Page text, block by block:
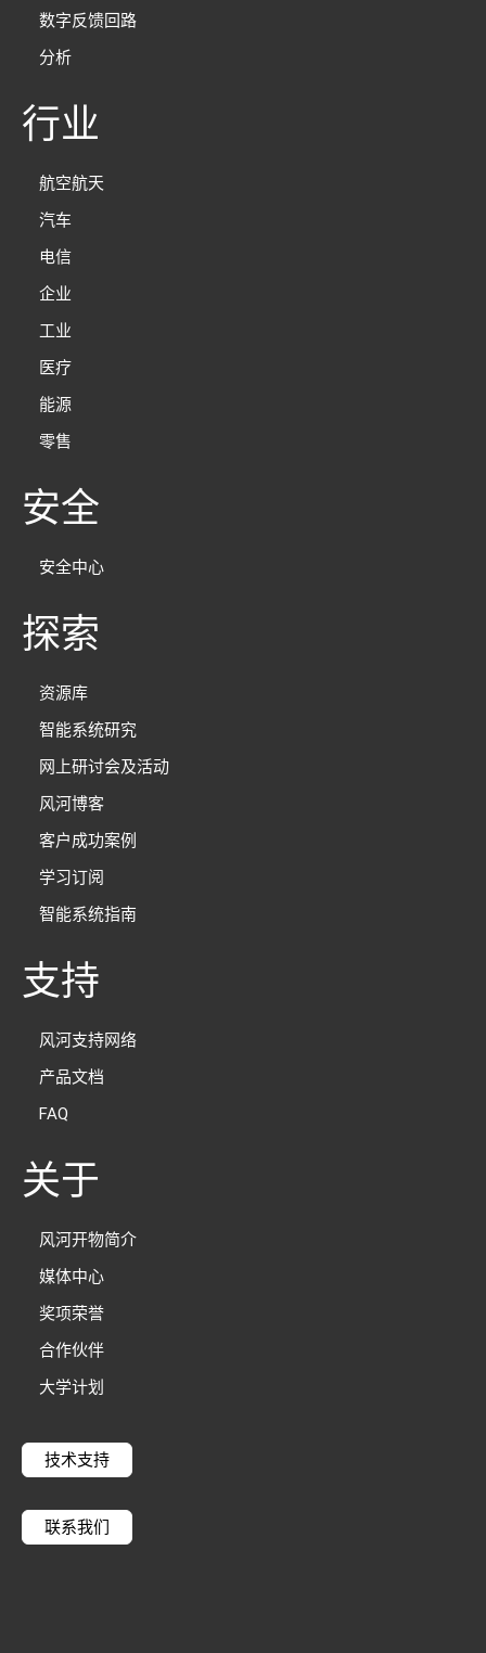
数字反馈回路
分析
行业
航空航天
汽车
电信
企业
工业
医疗
能源
零售
安全
安全中心
探索
资源库
智能系统研究
网上研讨会及活动
风河博客
客户成功案例
学习订阅
智能系统指南
支持
风河支持网络
产品文档
FAQ
关于
风河开物简介
媒体中心
奖项荣誉
合作伙伴
大学计划
技术支持
联系我们